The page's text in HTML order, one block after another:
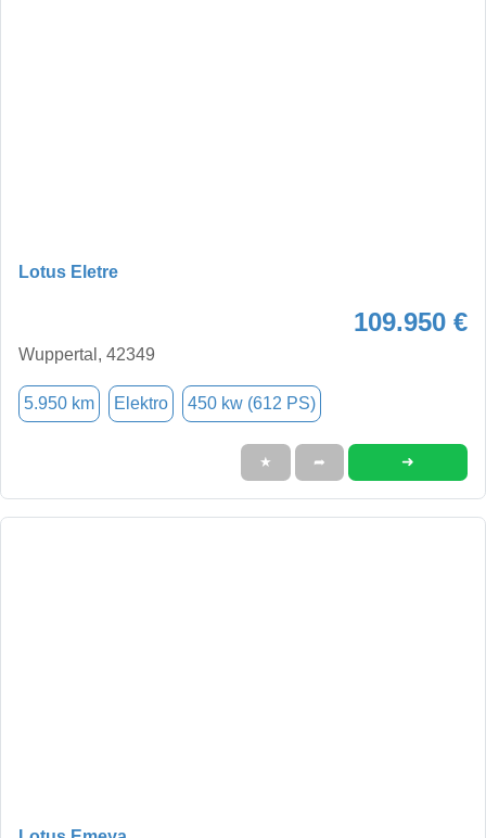
Lotus Eletre
109.950 €
Wuppertal, 42349
5.950 km Elektro 450 kw (612 PS)
★ ➦ ➜